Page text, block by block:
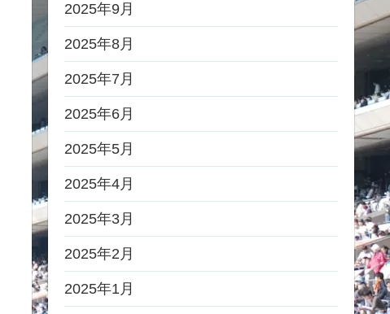
2025年9月
2025年8月
2025年7月
2025年6月
2025年5月
2025年4月
2025年3月
2025年2月
2025年1月